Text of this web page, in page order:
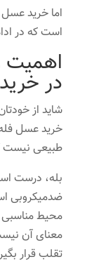
اما خرید
است که در
اهمیت
در
شاید از
خرید عسل
طبیعی نیست
بله، درست
محیط مناسبی
معنای آن
تقلب قرار